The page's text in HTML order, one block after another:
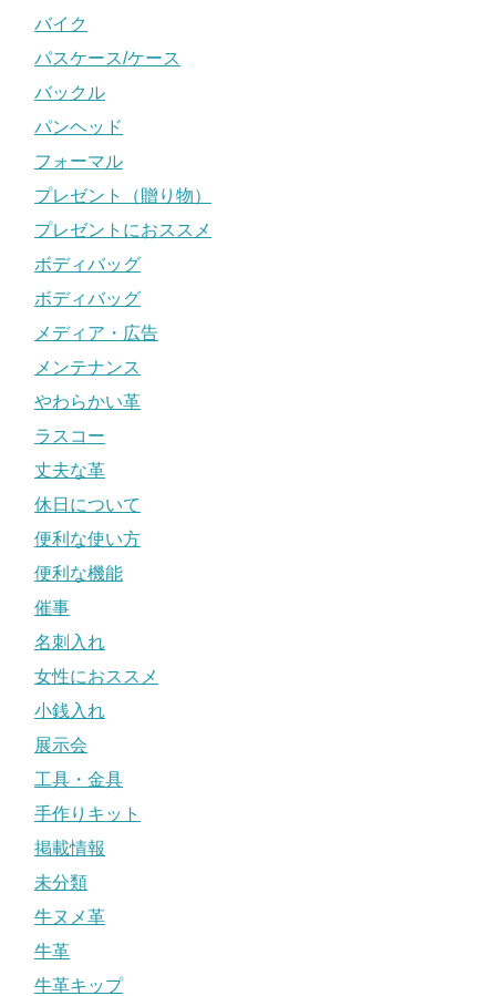
バイク
パスケース/ケース
バックル
パンヘッド
フォーマル
プレゼント（贈り物）
プレゼントにおススメ
ボディバッグ
ボディバッグ
メディア・広告
メンテナンス
やわらかい革
ラスコー
丈夫な革
休日について
便利な使い方
便利な機能
催事
名刺入れ
女性におススメ
小銭入れ
展示会
工具・金具
手作りキット
掲載情報
未分類
牛ヌメ革
牛革
牛革キップ